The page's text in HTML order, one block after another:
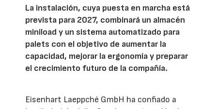
La instalación, cuya puesta en marcha está
prevista para 2027, combinará un almacén
miniload y un sistema automatizado para
palets con el objetivo de aumentar la
capacidad, mejorar la ergonomía y preparar
el crecimiento futuro de la compañía.
Eisenhart Laeppché GmbH ha confiado a